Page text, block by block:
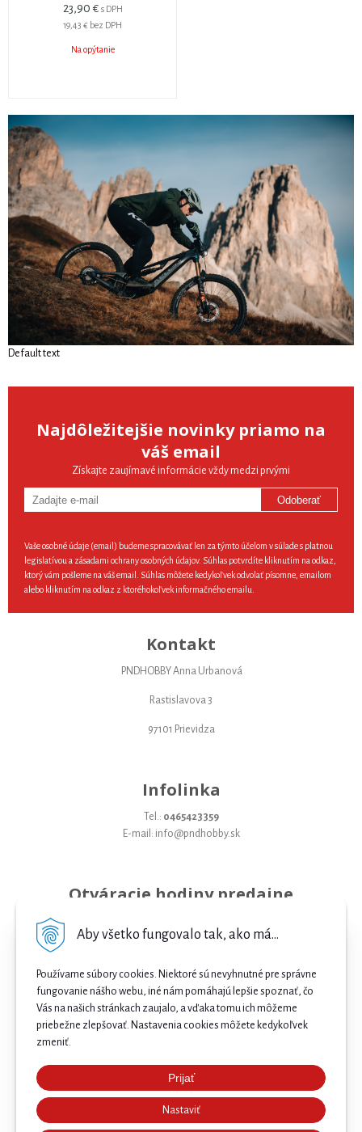
Aby všetko fungovalo tak, ako má...
Používame súbory cookies. Niektoré sú nevyhnutné pre správne
fungovanie nášho webu, iné nám pomáhajú lepšie spoznať, čo
Vás na našich stránkach zaujalo, a vďaka tomu ich môžeme
priebežne zlepšovať. Nastavenia cookies môžete kedykoľvek
zmeniť.
Prijať
Nastaviť
23,90 € s DPH
19,43 € bez DPH
Na opýtanie
Default text
Najdôležitejšie novinky priamo na
váš email
Získajte zaujímavé informácie vždy medzi prvými
Odoberať
Vaše osobné údaje (email) budeme spracovávať len za týmto účelom v súlade s platnou
legislatívou a zásadami ochrany osobných údajov. Súhlas potvrdíte kliknutím na odkaz,
ktorý vám pošleme na váš email. Súhlas môžete kedykoľvek odvolať písomne, emailom
alebo kliknutím na odkaz z ktoréhokoľvek informačného emailu.
Kontakt
PNDHOBBY Anna Urbanová
Rastislavova 3
97101 Prievidza
Infolinka
Tel.: 0465423359
E-mail: info@pndhobby.sk
Otváracie hodiny predajne
Streda 09-17
Štvrtok 09-17
Sobota 09-12
Nedeľa Zatvorené
Najnižšia cena .
Našli ste nižšiu cenu e-biku? Prekonáme ju! 🔥 Pošlite